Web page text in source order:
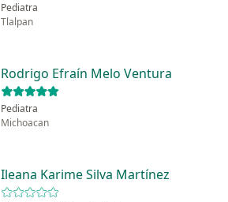
Pediatra
Tlalpan
Rodrigo Efraín Melo Ventura
Pediatra
Michoacan
Ileana Karime Silva Martínez